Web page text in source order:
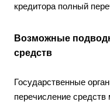
кредитора полный
Возможные
средств
Государственные
перечисление средств